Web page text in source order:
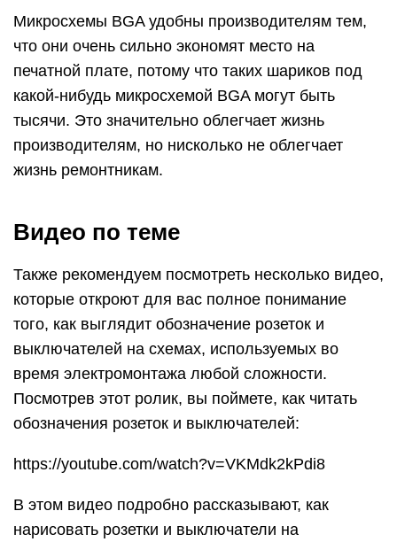
Микросхемы BGA удобны производителям тем,
что они очень сильно экономят место на
печатной плате, потому что таких шариков под
какой-нибудь микросхемой BGA могут быть
тысячи. Это значительно облегчает жизнь
производителям, но нисколько не облегчает
жизнь ремонтникам.
Видео по теме
Также рекомендуем посмотреть несколько видео,
которые откроют для вас полное понимание
того, как выглядит обозначение розеток и
выключателей на схемах, используемых во
время электромонтажа любой сложности.
Посмотрев этот ролик, вы поймете, как читать
обозначения розеток и выключателей:
https://youtube.com/watch?v=VKMdk2kPdi8
В этом видео подробно рассказывают, как
нарисовать розетки и выключатели на